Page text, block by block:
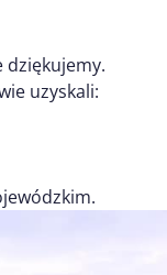
dziękujemy.
uzyskali: